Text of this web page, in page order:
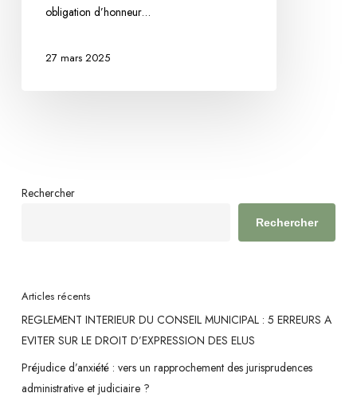
d’une
indigente
mesure
contre
les
enfants
?
obligation d’honneur…
27 mars 2025
Rechercher
Rechercher
Articles récents
REGLEMENT INTERIEUR DU CONSEIL MUNICIPAL : 5 ERREURS A
EVITER SUR LE DROIT D’EXPRESSION DES ELUS
Préjudice d’anxiété : vers un rapprochement des jurisprudences
administrative et judiciaire ?